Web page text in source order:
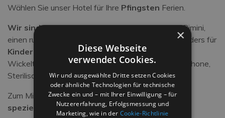
Wählen Sie unser Hotel für Ihre Pfingsten Ferien.
Wir sind direkt auf den Strandvon Viserba di Rimini,
einen ruhigen und sicheren Badeort, der sich besonders für
Kinder eignet wie Babywiegen,
Wickeltisch, Flaschenwärmer, Kinderwagen, Babyphone,
Sterilisator, WC-Sitz, Babybadewanne.
Zum Mittag- und zum Abendessen bieten wir
spezielle Menüs für Kinder.
×
Diese Webseite
verwendet Cookies.
Wir und ausgewählte Dritte setzen Cookies
oder ähnliche Technologien für technische
Zwecke ein und – mit Ihrer Einwilligung – für
Nutzererfahrung, Erfolgsmessung und
Marketing, wie in der Cookie-Richtlinie